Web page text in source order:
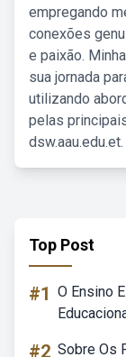
empregando
conexões
e paixão.
sua jornada
utilizando
pelas
dsw.aau.edu.et.
Top Post
#1 O Ensino
#2 Sobre Os